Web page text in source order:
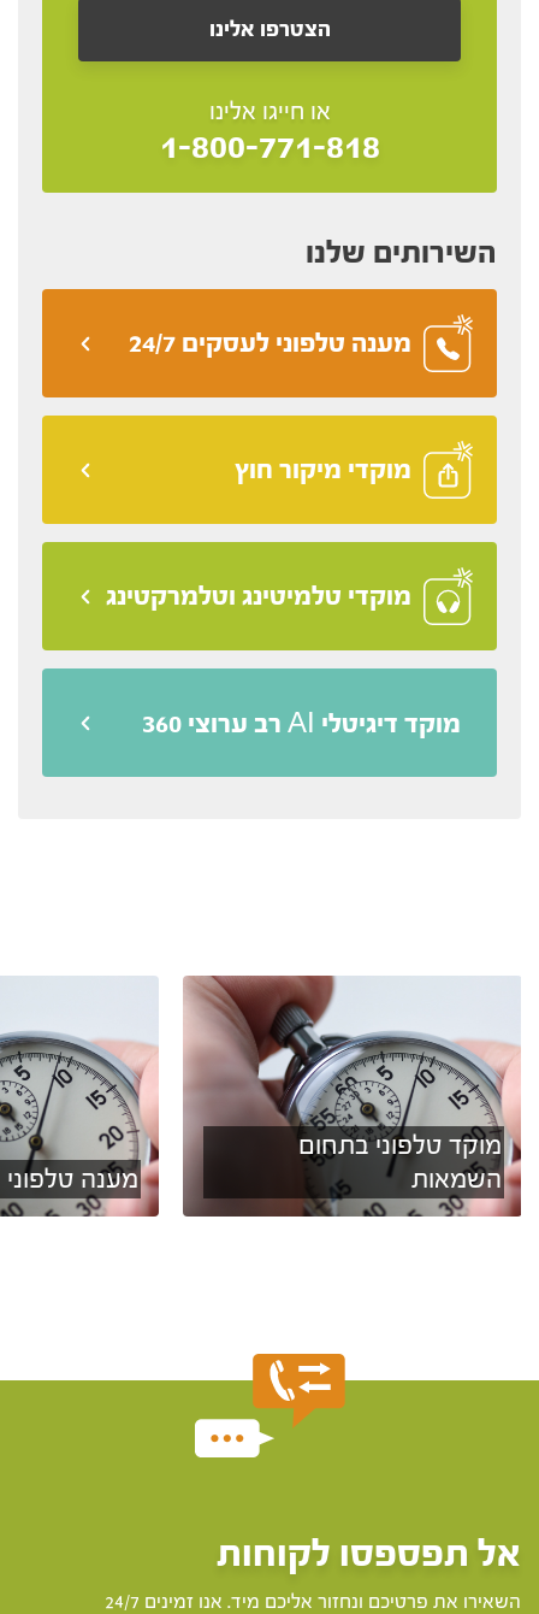
או חייגו אלינו
1-800-771-818
השירותים שלנו
מענה טלפוני לעסקים 24/7
מוקדי מיקור חוץ
מוקדי טלמיטינג וטלמרקטינג
מוקד דיגיטלי AI רב ערוצי 360
מוקד טלפוני בתחום
השמאות
מענה טלפוני
אל תפספסו לקוחות
השאירו את פרטיכם ונחזור אליכם מיד. אנו זמינים 24/7